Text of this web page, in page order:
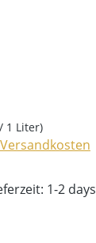
1 Liter)
1-2 days